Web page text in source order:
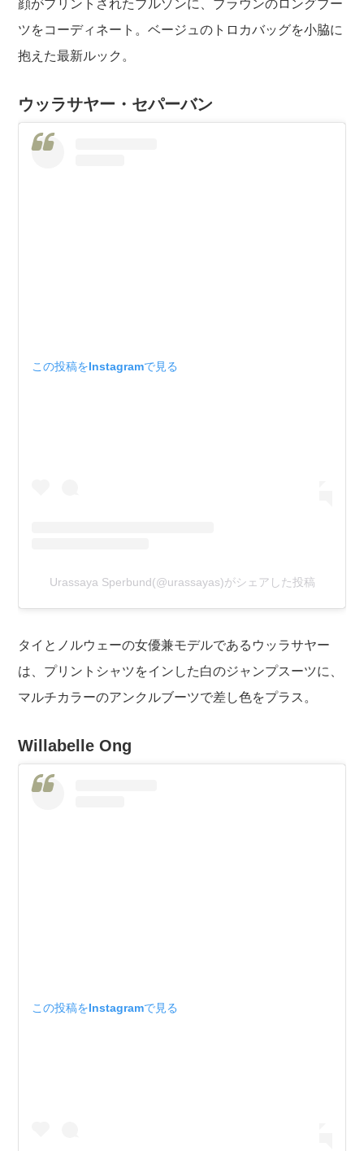
顔がプリントされたブルゾンに、ブラウンのロングブー
ツをコーディネート。ベージュのトロカバッグを小脇に
抱えた最新ルック。
ウッラサヤー・セパーバン
この投稿をInstagramで見る
Urassaya Sperbund(@urassayas)がシェアした投稿
タイとノルウェーの女優兼モデルであるウッラサヤー
は、プリントシャツをインした白のジャンプスーツに、
マルチカラーのアンクルブーツで差し色をプラス。
Willabelle Ong
この投稿をInstagramで見る